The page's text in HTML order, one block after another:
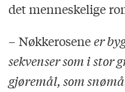
det menneskelige
– Nøkkeroseneer
sekvenser som i stor
gjøremål, som